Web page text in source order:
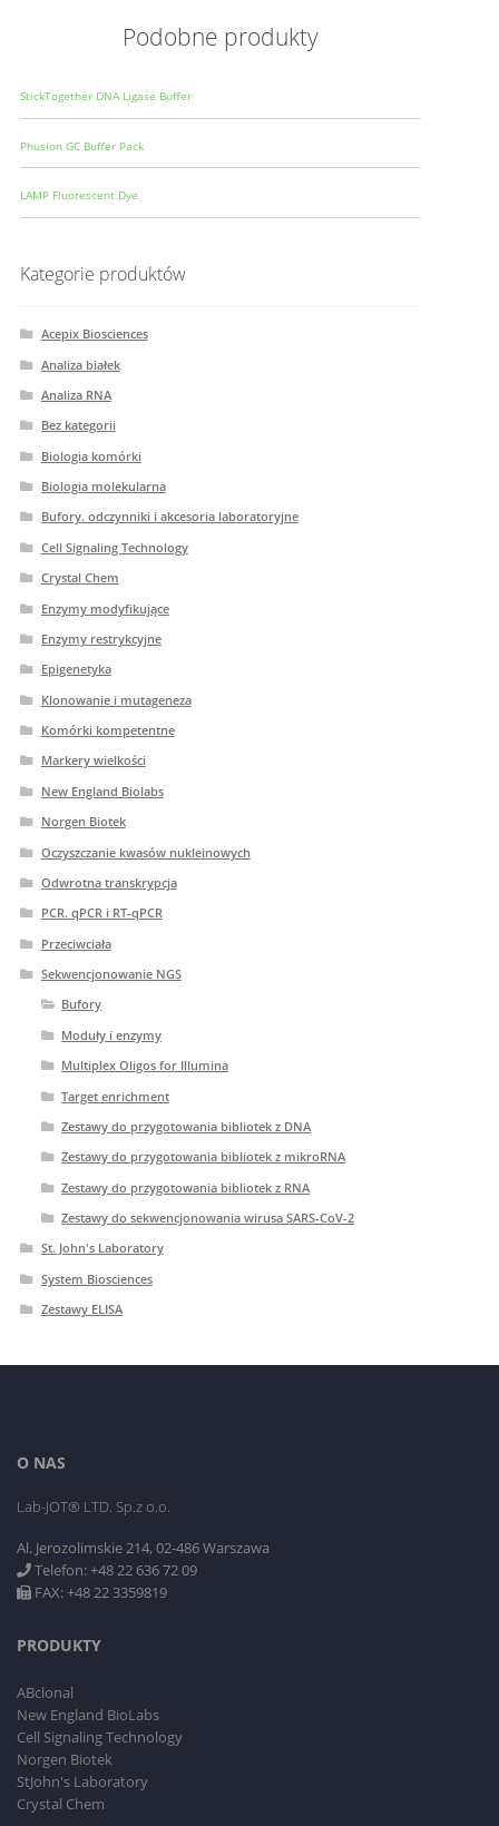
Podobne produkty
StickTogether DNA Ligase Buffer
Phusion GC Buffer Pack
LAMP Fluorescent Dye
Kategorie produktów
Acepix Biosciences
Analiza białek
Analiza RNA
Bez kategorii
Biologia komórki
Biologia molekularna
Bufory. odczynniki i akcesoria laboratoryjne
Cell Signaling Technology
Crystal Chem
Enzymy modyfikujące
Enzymy restrykcyjne
Epigenetyka
Klonowanie i mutageneza
Komórki kompetentne
Markery wielkości
New England Biolabs
Norgen Biotek
Oczyszczanie kwasów nukleinowych
Odwrotna transkrypcja
PCR. qPCR i RT-qPCR
Przeciwciała
Sekwencjonowanie NGS
Bufory
Moduły i enzymy
Multiplex Oligos for Illumina
Target enrichment
Zestawy do przygotowania bibliotek z DNA
Zestawy do przygotowania bibliotek z mikroRNA
Zestawy do przygotowania bibliotek z RNA
Zestawy do sekwencjonowania wirusa SARS-CoV-2
St. John's Laboratory
System Biosciences
Zestawy ELISA
O NAS
Lab-JOT® LTD. Sp.z o.o.
Al. Jerozolimskie 214, 02-486 Warszawa
Telefon: +48 22 636 72 09
FAX: +48 22 3359819
PRODUKTY
ABclonal
New England BioLabs
Cell Signaling Technology
Norgen Biotek
StJohn's Laboratory
Crystal Chem